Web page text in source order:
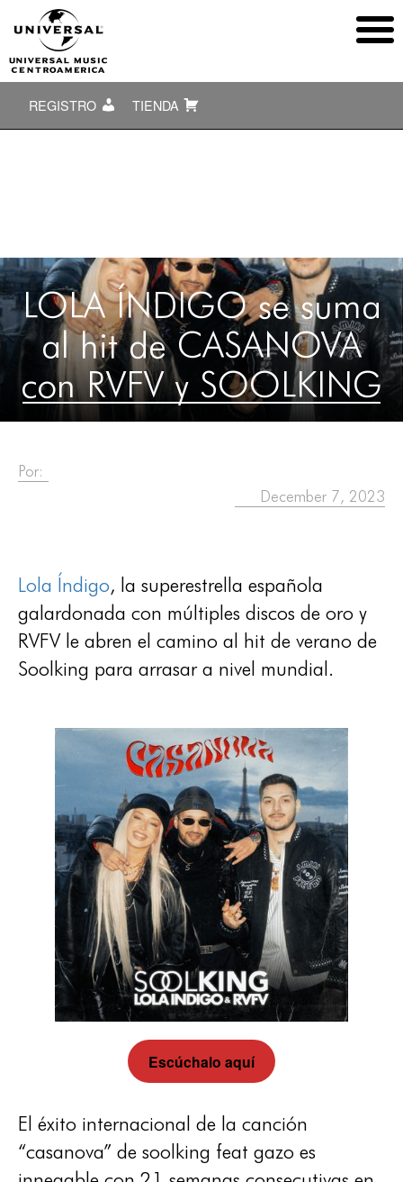
REGISTRO TIENDA
LOLA ÍNDIGO se suma
al hit de CASANOVA
con RVFV y SOOLKING
Por:
December 7, 2023
Lola Índigo, la superestrella española
galardonada con múltiples discos de oro y
RVFV le abren el camino al hit de verano de
Soolking para arrasar a nivel mundial.
Escúchalo aquí
El éxito internacional de la canción
“casanova” de soolking feat gazo es